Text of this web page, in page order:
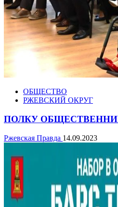
ОБЩЕСТВО
РЖЕВСКИЙ ОКРУГ
ПОЛКУ
Ржевская Правда 14.09.2023